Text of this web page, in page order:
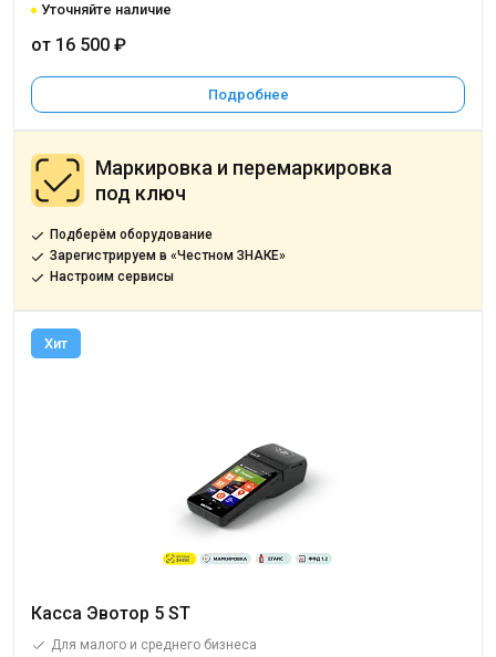
Уточняйте наличие
от 16 500 ₽
Подробнее
Хит
Касса Эвотор 5 ST
Для малого и среднего бизнеса
Маркировка и перемаркировка
под ключ
Подберём оборудование
Зарегистрируем в «Честном ЗНАКЕ»
Настроим сервисы